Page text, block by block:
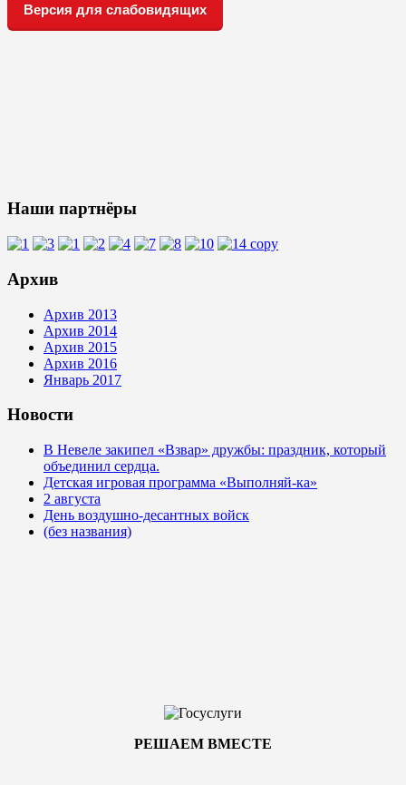
Версия для слабовидящих
Наши партнёры
Архив
Архив 2013
Архив 2014
Архив 2015
Архив 2016
Январь 2017
Новости
В Невеле закипел «Взвар» дружбы: праздник, который
объединил сердца.
Детская игровая программа «Выполняй-ка»
2 августа
День воздушно-десантных войск
(без названия)
РЕШАЕМ ВМЕСТЕ